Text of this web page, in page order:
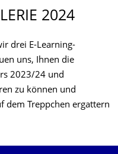
2024
drei E-Learning-
uns, Ihnen die
2023/24 und
zu können und
dem Treppchen ergattern